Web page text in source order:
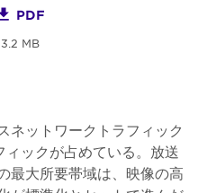
PDF
3.2 MB
ネットワークトラフィック
ックが占めている。放送
最大所要帯域は、映像の高